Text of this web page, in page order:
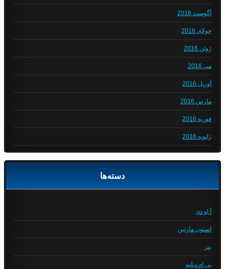
آگوست 2016
جولای 2016
ژوئن 2016
می 2016
آوریل 2016
مارس 2016
فوریه 2016
ژانویه 2016
دسته‌ها
آ او دی
استون مارتین
بنز
بی ام دبلیو